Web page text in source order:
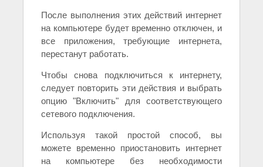
После выполнения этих действий интернет
на компьютере будет временно отключен, и
все приложения, требующие интернета,
перестанут работать.
Чтобы снова подключиться к интернету,
следует повторить эти действия и выбрать
опцию "Включить" для соответствующего
сетевого подключения.
Используя такой простой способ, вы
можете временно приостановить интернет
на компьютере без необходимости